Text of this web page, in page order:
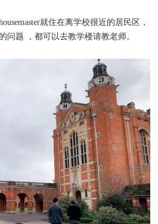
就住在离学校很近的居民区，
问题 ，都可以去教学楼请教老师。